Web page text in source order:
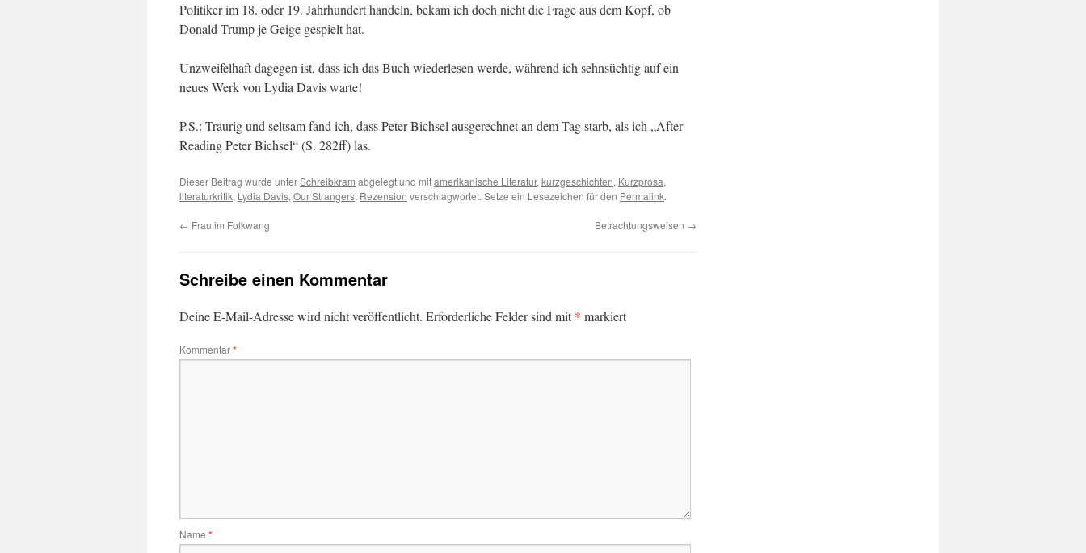
Politiker im 18. oder 19. Jahrhundert handeln, bekam ich doch nicht die Frage aus dem Kopf, ob
Donald Trump je Geige gespielt hat.
Unzweifelhaft dagegen ist, dass ich das Buch wiederlesen werde, während ich sehnsüchtig auf ein
neues Werk von Lydia Davis warte!
P.S.: Traurig und seltsam fand ich, dass Peter Bichsel ausgerechnet an dem Tag starb, als ich „After
Reading Peter Bichsel“ (S. 282ff) las.
Dieser Beitrag wurde unterSchreibkram abgelegt und mitamerikanische Literatur, kurzgeschichten, Kurzprosa,
literaturkritik, Lydia Davis, Our Strangers, Rezension verschlagwortet. Setze ein Lesezeichen für den Permalink.
← Frau im Folkwang Betrachtungsweisen →
Schreibe einen Kommentar
Deine E-Mail-Adresse wird nicht veröffentlicht. Erforderliche Felder sind mit* markiert
Kommentar*
Name *